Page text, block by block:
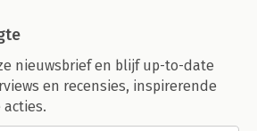
nieuwsbrief en blijf up-to-date
en recensies, inspirerende